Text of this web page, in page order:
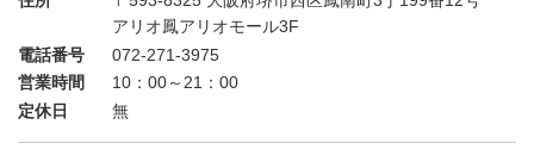
アリオ鳳アリオモール3F
電話番号
072-271-3975
営業時間
10：00～21：00
定休日
無